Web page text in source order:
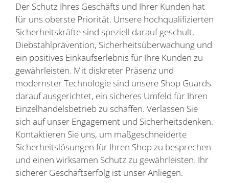
Der Schutz Ihres Geschäfts und Ihrer Kunden hat
für uns oberste Priorität. Unsere hochqualifizierten
Sicherheitskräfte sind speziell darauf geschult,
Diebstahlprävention, Sicherheitsüberwachung und
ein positives Einkaufserlebnis für Ihre Kunden zu
gewährleisten. Mit diskreter Präsenz und
modernster Technologie sind unsere Shop Guards
darauf ausgerichtet, ein sicheres Umfeld für Ihren
Einzelhandelsbetrieb zu schaffen. Verlassen Sie
sich auf unser Engagement und Sicherheitsdenken.
Kontaktieren Sie uns, um maßgeschneiderte
Sicherheitslösungen für Ihren Shop zu besprechen
und einen wirksamen Schutz zu gewährleisten. Ihr
sicherer Geschäftserfolg ist unser Anliegen.